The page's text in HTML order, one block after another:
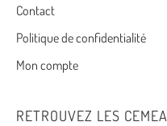
Cemea
footer
Contact
Politique de confidentialité
Mon compte
RETROUVEZ LES CEMEA